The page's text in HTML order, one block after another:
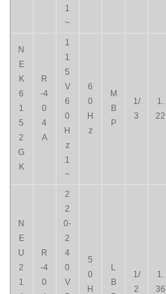
1
~
N
E
K
6
1
5
2
G
K
R
-4
0
4
A
1
1
5
V
6
0
H
z
1
~
6
0
H
z
M
B
P
1/
3
1.
22
N
E
U
2
1
R
-4
0
2
2
0-
2
4
0
V
5
0
H
L
B
1/
2
1.
36